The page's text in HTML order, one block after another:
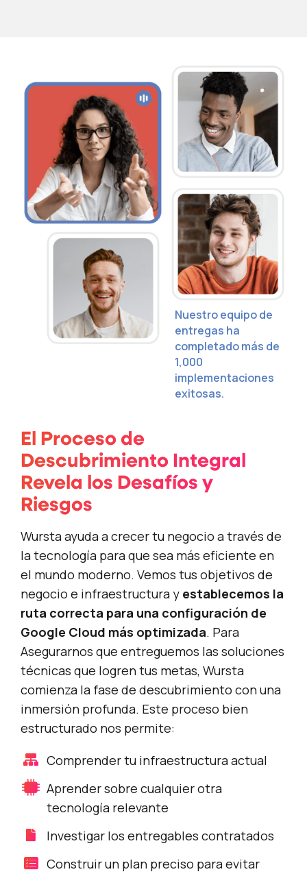
Nuestro equipo de
entregas ha
completado más de
1,000
implementaciones
exitosas.
El Proceso de
Descubrimiento Integral
Revela los Desafíos y
Riesgos
Wursta ayuda a crecer tu negocio a través de
la tecnología para que sea más eficiente en
el mundo moderno. Vemos tus objetivos de
negocio e infraestructura y establecemos la
ruta correcta para una configuración de
Google Cloud más optimizada. Para
Asegurarnos que entreguemos las soluciones
técnicas que logren tus metas, Wursta
comienza la fase de descubrimiento con una
inmersión profunda. Este proceso bien
estructurado nos permite:
Comprender tu infraestructura actual
Aprender sobre cualquier otra
tecnología relevante
Investigar los entregables contratados
Construir un plan preciso para evitar